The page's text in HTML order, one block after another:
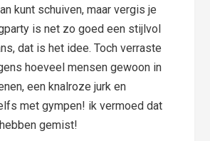
kunt schuiven, maar vergis je
is net zo goed een stijlvol
dat is het idee. Toch verraste
hoeveel mensen gewoon in
een knalroze jurk en
met gympen! ik vermoed dat
gemist!